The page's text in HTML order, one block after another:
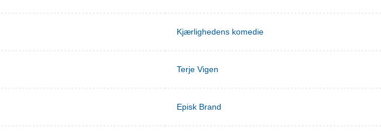
Kjærlighedens komedie
Terje Vigen
Episk Brand